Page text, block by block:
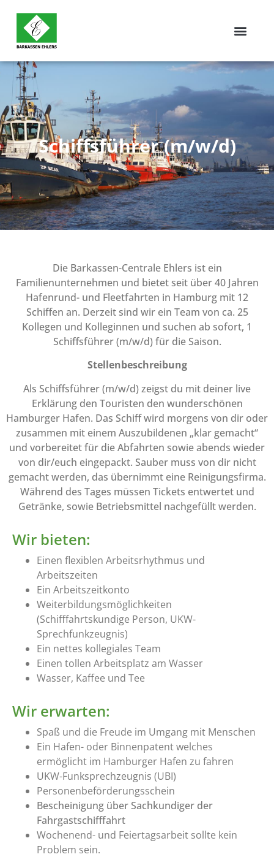
Schiffsführer (m/w/d)
Die Barkassen-Centrale Ehlers ist ein
Familienunternehmen und bietet seit über 40 Jahren
Hafenrund- und Fleetfahrten in Hamburg mit 12
Schiffen an. Derzeit sind wir ein Team von ca. 25
Kollegen und Kolleginnen und suchen ab sofort, 1
Schiffsführer (m/w/d) für die Saison.
Stellenbeschreibung
Als Schiffsführer (m/w/d) zeigst du mit deiner live
Erklärung den Touristen den wunderschönen
Hamburger Hafen. Das Schiff wird morgens von dir oder
zusammen mit einem Auszubildenen „klar gemacht“
und vorbereitet für die Abfahrten sowie abends wieder
von dir/euch eingepackt. Sauber muss von dir nicht
gemacht werden, das übernimmt eine Reinigungsfirma.
Während des Tages müssen Tickets entwertet und
Getränke, sowie Betriebsmittel nachgefüllt werden.
Wir bieten:
Einen flexiblen Arbeitsrhythmus und
Arbeitszeiten
Ein Arbeitszeitkonto
Weiterbildungsmöglichkeiten
(Schifffahrtskundige Person, UKW-
Sprechfunkzeugnis)
Ein nettes kollegiales Team
Einen tollen Arbeitsplatz am Wasser
Wasser, Kaffee und Tee
Wir erwarten:
Spaß und die Freude im Umgang mit Menschen
Ein Hafen- oder Binnenpatent welches
ermöglicht im Hamburger Hafen zu fahren
UKW-Funksprechzeugnis (UBI)
Personenbeförderungsschein
Bescheinigung über Sachkundiger der
Fahrgastschifffahrt
Wochenend- und Feiertagsarbeit sollte kein
Problem sein.